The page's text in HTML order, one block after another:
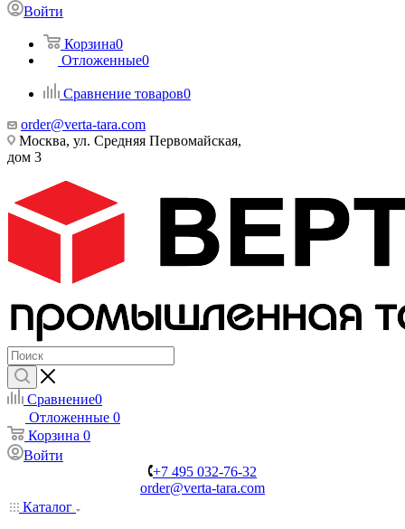
Войти
Корзина0
Отложенные0
Сравнение товаров0
order@verta-tara.com
Москва, ул. Средняя Первомайская,
дом 3
Сравнение0
Отложенные 0
Корзина 0
Войти
+7 495 032-76-32
order@verta-tara.com
Каталог